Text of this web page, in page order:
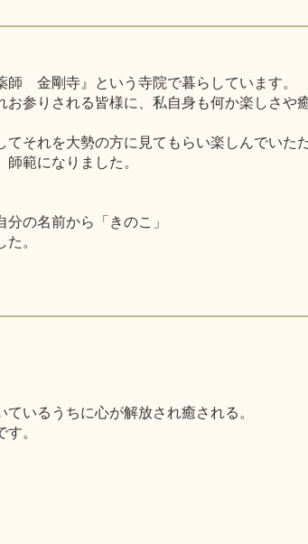
金剛寺』という寺院で暮らしています。
参りされる皆様に、私自身も何か楽しさや
それを大勢の方に見てもらい楽しんでいた
範になりました。
の名前から「きのこ」
。
いるうちに心が解放され癒される。
。